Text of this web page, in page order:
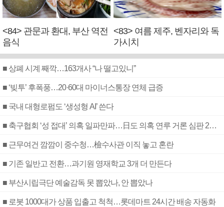
<84> 관문과 환대, 부산 역전
음식
<83> 여름 제주, 벤자리와 독
가시치
■ 상폐 시계 째깍…163개사 “나 떨고있니”
■ ‘빚투’ 후폭풍…20·60대 마이너스통장 연체 급증
■ 국내 대형로펌도 ‘생성형 AI’ 쓴다
■ 축구협회 ‘성 접대’ 의혹 일파만파…日도 의혹 연루 거론 심판 2명 조사
■ 근무여건 깜깜이 중수청…檢수사관 이직 놓고 혼란
■ 기존 일반고 전환…과기원 영재학교 3개 더 만든다
■ 부산시립극단 예술감독 못 뽑았나, 안 뽑았나
■ 로봇 1000대가 상품 입출고 척척…롯데마트 24시간 배송 자동화